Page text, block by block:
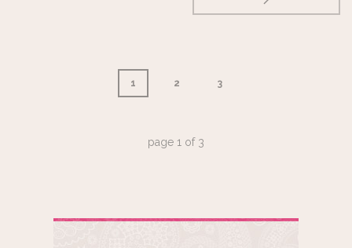
1 2 3
page 1 of 3